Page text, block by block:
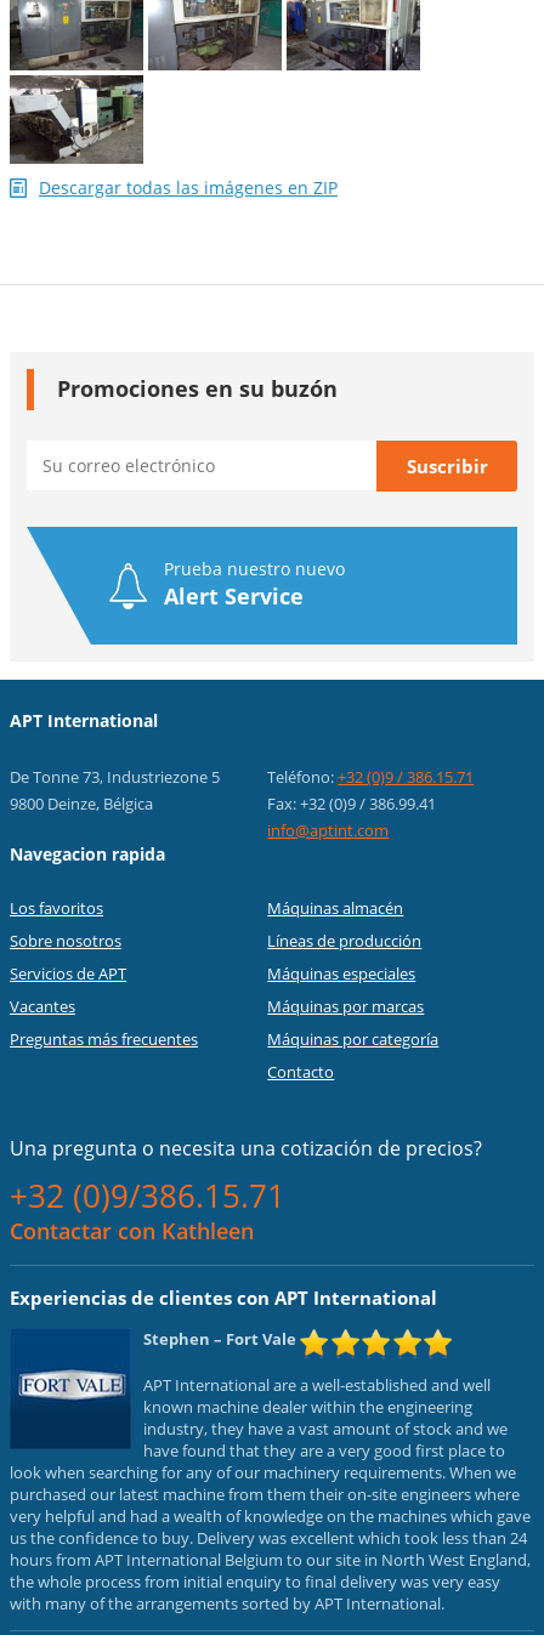
Descargar todas las imágenes en ZIP
Promociones en su buzón
Prueba nuestro nuevo
Alert Service
APT International
De Tonne 73, Industriezone 5
9800 Deinze, Bélgica
Teléfono:+32 (0)9 / 386.15.71
Fax: +32 (0)9 / 386.99.41
info@aptint.com
Navegacion rapida
Los favoritos
Sobre nosotros
Servicios de APT
Vacantes
Preguntas más frecuentes
Máquinas almacén
Líneas de producción
Máquinas especiales
Máquinas por marcas
Máquinas por categoría
Contacto
Una pregunta o necesita una cotización de precios?
+32 (0)9/386.15.71
Contactar con Kathleen
Experiencias de clientes con APT International
Stephen – Fort Vale
APT International are a well-established and well
known machine dealer within the engineering
industry, they have a vast amount of stock and we
have found that they are a very good first place to
look when searching for any of our machinery requirements. When we
purchased our latest machine from them their on-site engineers where
very helpful and had a wealth of knowledge on the machines which gave
us the confidence to buy. Delivery was excellent which took less than 24
hours from APT International Belgium to our site in North West England,
the whole process from initial enquiry to final delivery was very easy
with many of the arrangements sorted by APT International.